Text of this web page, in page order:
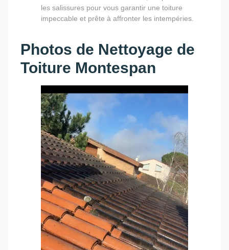
les salissures pour vous garantir une toiture
impeccable et prête à affronter les intempéries.
Photos de Nettoyage de
Toiture Montespan